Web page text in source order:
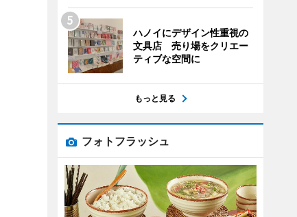
ハノイにデザイン性重視の
文具店 売り場をクリエー
ティブな空間に
もっと見る
フォトフラッシュ